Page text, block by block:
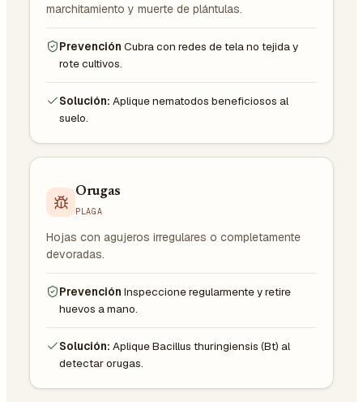
marchitamiento y muerte de plántulas.
Prevención Cubra con redes de tela no tejida y
rote cultivos.
Solución: Aplique nematodos beneficiosos al
suelo.
Orugas
PLAGA
Hojas con agujeros irregulares o completamente
devoradas.
Prevención Inspeccione regularmente y retire
huevos a mano.
Solución: Aplique Bacillus thuringiensis (Bt) al
detectar orugas.